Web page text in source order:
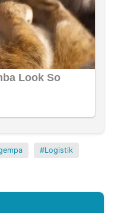
Logistik